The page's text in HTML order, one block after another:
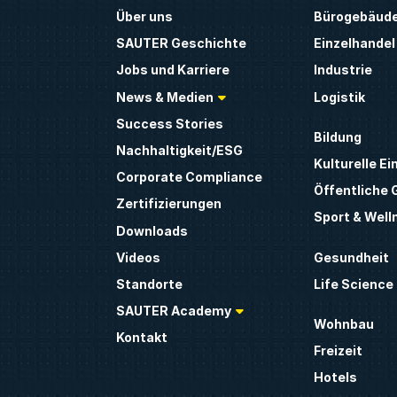
Über uns
SAUTER Geschichte
Jobs und Karriere
News & Medien
Success Stories
Nachhaltigkeit/ESG
Corporate Compliance
Zertifizierungen
Downloads
Videos
Standorte
SAUTER Academy
Kontakt
Einzelhandel
Industrie
Logistik
Bildung
Kulturelle
Öffentliche
Sport &
Gesundheit
Life Science
Wohnbau
Freizeit
Hotels